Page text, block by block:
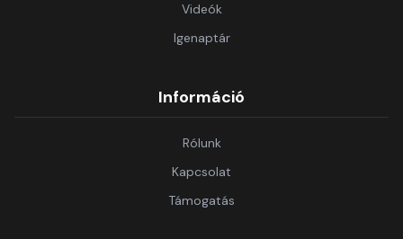
Videók
Igenaptár
Információ
Rólunk
Kapcsolat
Támogatás